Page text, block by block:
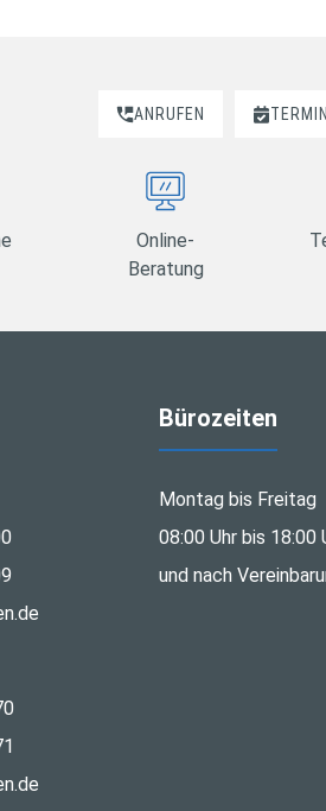
ANRUFEN TERMIN
Online-
Beratung
Bürozeiten
Montag bis Freitag
08:00 Uhr bis 18:00
und nach